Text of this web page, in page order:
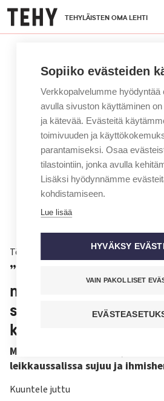
Hyppää
pääsisältöön
TEHYLÄISTEN OMA LEHTI
Töissä
”Työ voi näyttää
mutta kierrokset
sekunnissa kympistä
kuvailee
Marko Saarinen nauttii, kun
leikkaussalissa sujuu ja
Kuuntele juttu
Sopiiko evästeiden
Verkkopalvelumme hyödyntää
avulla sivuston käyttäminen
ja kätevää. Evästeitä
toimivuuden ja
parantamiseksi. Osaa
tilastointiin, jonka avulla
Lisäksi hyödynnämme
kohdistamiseen.
Lue lisää
HYVÄKSY
VAIN PAKOLLISET